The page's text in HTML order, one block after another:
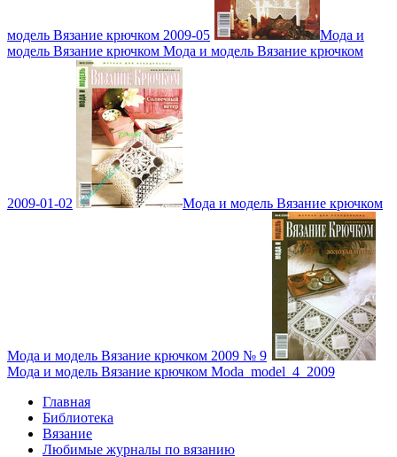
модель Вязание крючком 2009-05
Мода и
модель Вязание крючком Мода и модель Вязание крючком
2009-01-02 Мода и модель Вязание крючком
Мода и модель Вязание крючком 2009 № 9
Мода и модель Вязание крючком Moda_model_4_2009
Главная
Библиотека
Вязание
Любимые журналы по вязанию